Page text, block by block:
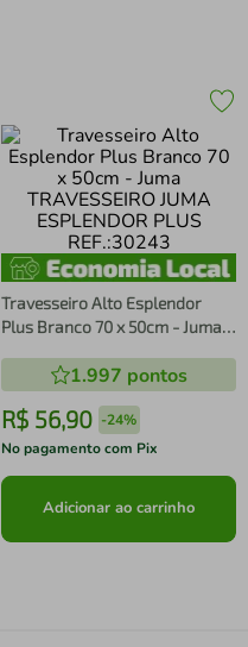
Travesseiro Alto Esplendor
Plus Branco 70 x 50cm - Juma
ESPLENDOR PLUS REF.:30243
1.997 pontos
R$ 56,90 -24%
No pagamento com Pix
Adicionar ao carrinho